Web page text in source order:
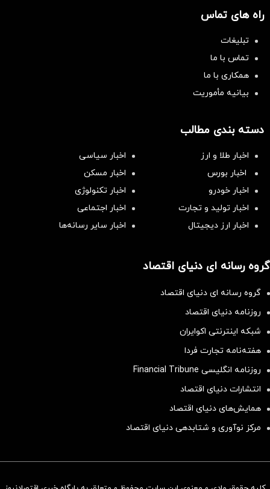
راه های تماس
تبلیغات
تماس با ما
همکاری با ما
بیانیه مأموریت
دسته بندی مطالب
اخبار طلا و ارز
اخبار سیاسی
اخبار بورس
اخبار مسکن
اخبار خودرو
اخبار تکنولوژی
اخبار تولید و تجارت
اخبار اجتماعی
اخبار ارز دیجیتال
اخبار سایر رسانه‌‌ها
گروه رسانه ای دنیای اقتصاد
گروه رسانه ای دنیای اقتصاد
روزنامه دنیای اقتصاد
شبکه اینترنتی اکوایران
هفته‌نامه تجارت فردا
روزنامه انگلیسی Financial Tribune
انتشارات دنیای اقتصاد
همایش‌های دنیای اقتصاد
مرکز نوآوری و شتابدهی دنیای اقتصاد